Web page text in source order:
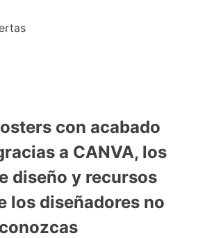
con acabado
a CANVA, los
diseño y recursos
los diseñadores no